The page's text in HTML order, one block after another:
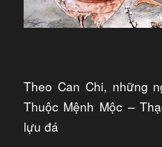
Theo Can Chi, những
Thuộc Mệnh Mộc –
lựu đá